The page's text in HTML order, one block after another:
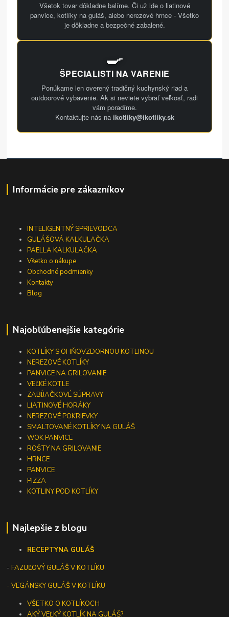
Všetok tovar dôkladne balíme. Či už ide o liatinové
panvice, kotlíky na guláš, alebo nerezové hrnce - Všetko
je dôkladne a bezpečné zabalené.
🍳
ŠPECIALISTI NA VARENIE
Ponúkame len overený tradičný kuchynský riad a
outdoorové vybavenie. Ak si neviete vybrať veľkosť, radi
vám poradíme.
Kontaktujte nás na ikotliky@ikotliky.sk
Informácie pre zákazníkov
INTELIGENTNÝ SPRIEVODCA
GULÁŠOVÁ KALKULAČKA
PAELLA KALKULAČKA
Všetko o nákupe
Obchodné podmienky
Kontakty
Blog
Najobľúbenejšie kategórie
KOTLÍKY S OHŇOVZDORNOU KOTLINOU
NEREZOVÉ KOTLÍKY
PANVICE NA GRILOVANIE
VEĽKÉ KOTLE
ZABÍJAČKOVÉ SÚPRAVY
LIATINOVÉ HORÁKY
NEREZOVÉ POKRIEVKY
SMALTOVANÉ KOTLÍKY NA GULÁŠ
WOK PANVICE
ROŠTY NA GRILOVANIE
HRNCE
PANVICE
PIZZA
KOTLINY POD KOTLÍKY
Najlepšie z blogu
RECEPTYNA GULÁŠ
-FAZUĽOVÝ GULÁŠ V KOTLÍKU
- VEGÁNSKY GULÁŠ V KOTLÍKU
VŠETKO O KOTLÍKOCH
AKÝ VEĽKÝ KOTLÍK NA GULÁŠ?